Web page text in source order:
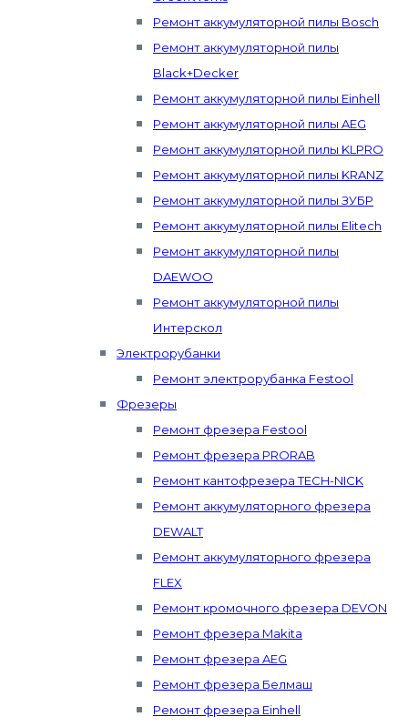
Ремонт аккумуляторной пилы Bosch
Ремонт аккумуляторной пилы
Black+Decker
Ремонт аккумуляторной пилы Einhell
Ремонт аккумуляторной пилы AEG
Ремонт аккумуляторной пилы KLPRO
Ремонт аккумуляторной пилы KRANZ
Ремонт аккумуляторной пилы ЗУБР
Ремонт аккумуляторной пилы Elitech
Ремонт аккумуляторной пилы
DAEWOO
Ремонт аккумуляторной пилы
Интерскол
Электрорубанки
Ремонт электрорубанка Festool
Фрезеры
Ремонт фрезера Festool
Ремонт фрезера PRORAB
Ремонт кантофрезера TECH-NICK
Ремонт аккумуляторного фрезера
DEWALT
Ремонт аккумуляторного фрезера
FLEX
Ремонт кромочного фрезера DEVON
Ремонт фрезера Makita
Ремонт фрезера AEG
Ремонт фрезера Белмаш
Ремонт фрезера Einhell